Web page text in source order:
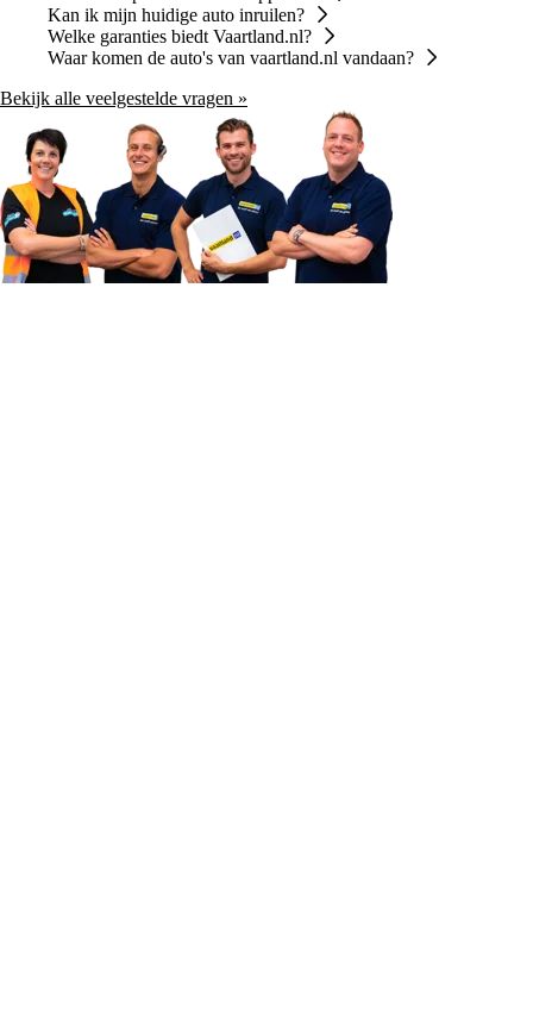
Kan ik mijn huidige auto inruilen?
Welke garanties biedt Vaartland.nl?
Waar komen de auto's van vaartland.nl vandaan?
Bekijk alle veelgestelde vragen »